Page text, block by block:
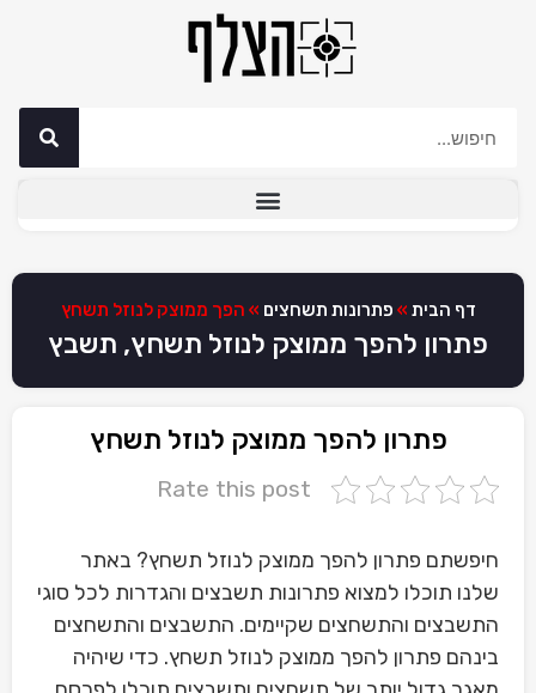
דף הבית » פתרונות תשחצים » הפך ממוצק לנוזל תשחץ
פתרון להפך ממוצק לנוזל תשחץ, תשבץ
פתרון להפך ממוצק לנוזל תשחץ
Rate this post
חיפשתם פתרון להפך ממוצק לנוזל תשחץ? באתר
שלנו תוכלו למצוא פתרונות תשבצים והגדרות לכל סוגי
התשבצים והתשחצים שקיימים. התשבצים והתשחצים
בינהם פתרון להפך ממוצק לנוזל תשחץ. כדי שיהיה